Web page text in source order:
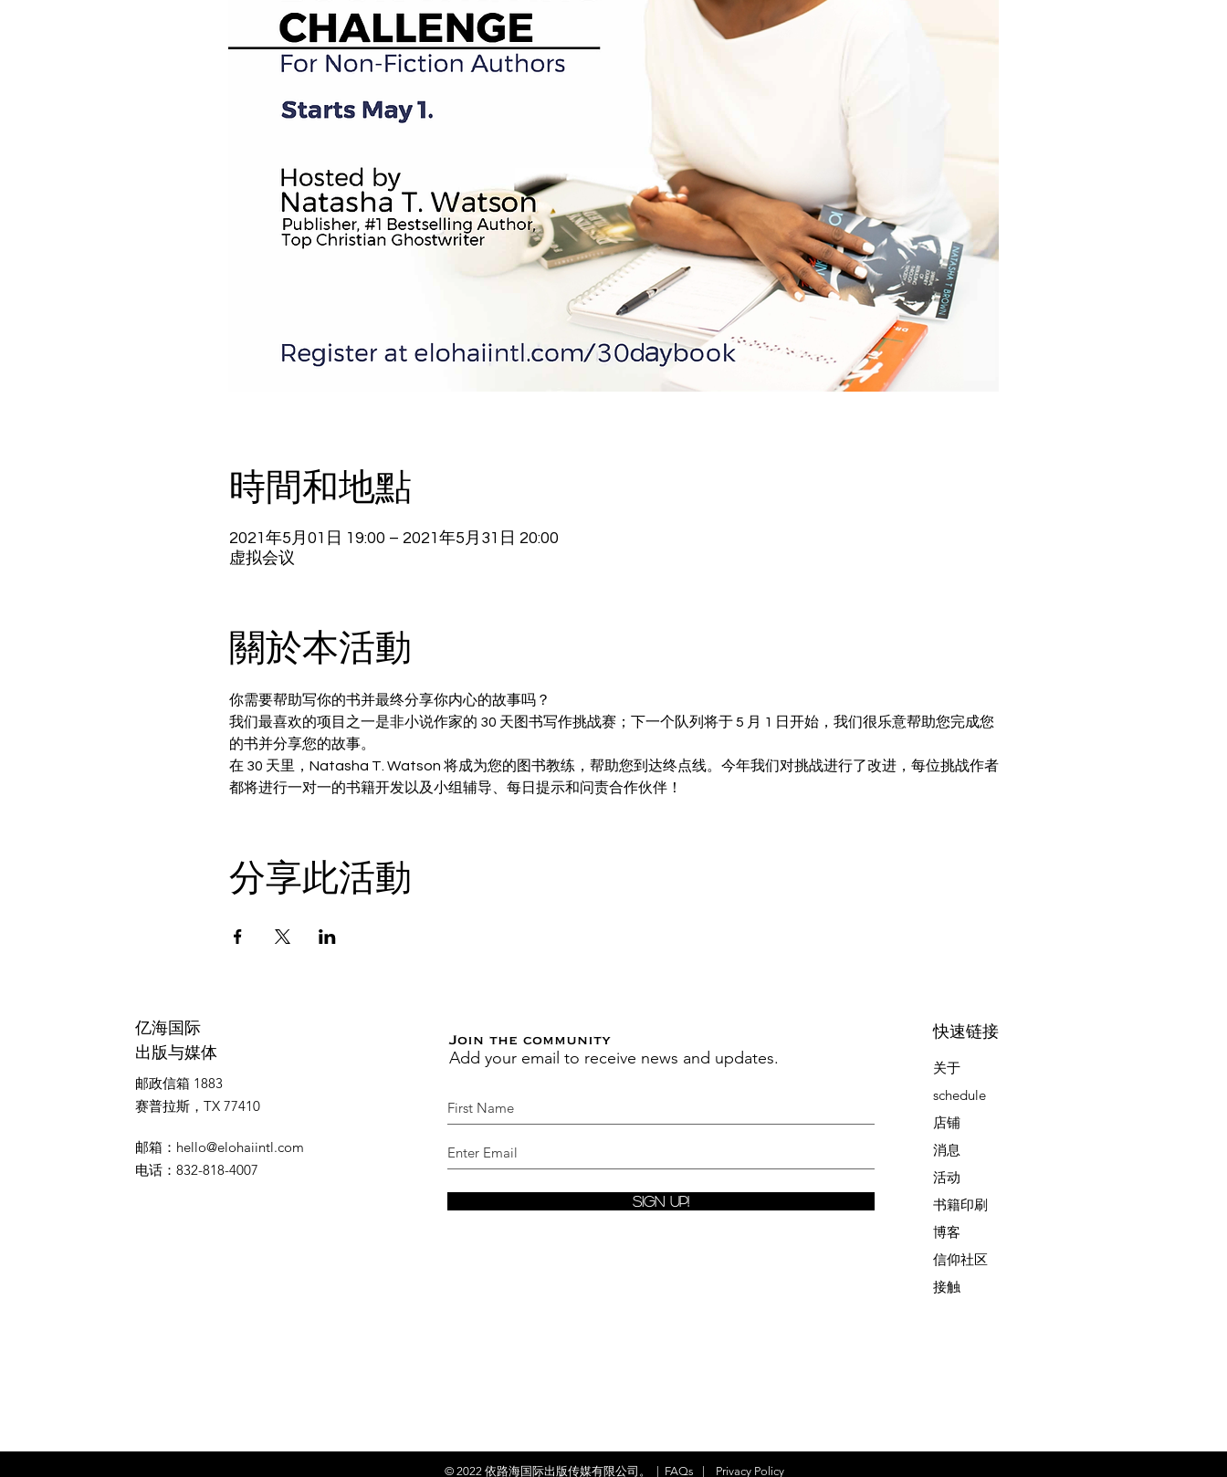
時間和地點
2021年5月01日 19:00 – 2021年5月31日 20:00
虚拟会议
關於本活動
你需要帮助写你的书并最终分享你内心的故事吗？
我们最喜欢的项目之一是非小说作家的 30 天图书写作挑战赛；下一个队列将于 5 月 1 日开始，我们很乐意帮助您完成您
的书并分享您的故事。
在 30 天里，Natasha T. Watson 将成为您的图书教练，帮助您到达终点线。今年我们对挑战进行了改进，每位挑战作者
都将进行一对一的书籍开发以及小组辅导、每日提示和问责合作伙伴！
分享此活動
亿海国际
出版与媒体
邮政信箱 1883
赛普拉斯，TX 77410
邮箱 ： hello@elohaiintl.com
电话 ：832-818-4007
Join the community
Add your email to receive news and updates.
Sign Up!
快速链接
关于
schedule
店铺
消息
活动
书籍印刷
博客
信仰社区
接触
© 2022 依路海国际出版传媒有限公司。 FAQs Privacy Policy